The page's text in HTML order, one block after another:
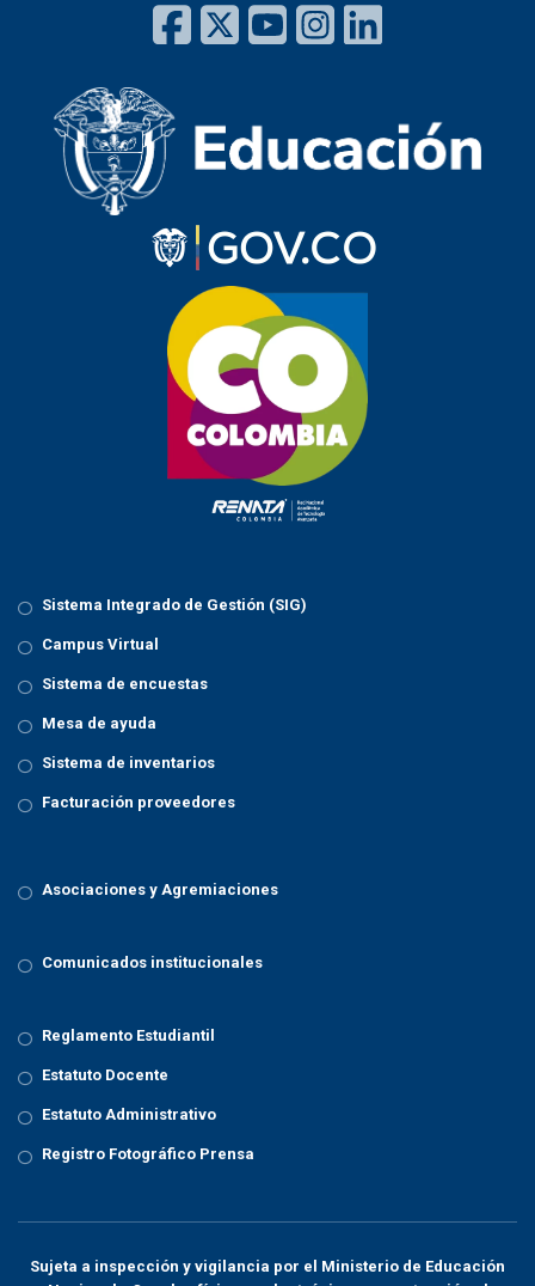
Sistema Integrado de Gestión (SIG)
Campus Virtual
Sistema de encuestas
Mesa de ayuda
Sistema de inventarios
Facturación proveedores
Asociaciones y Agremiaciones
Comunicados institucionales
Reglamento Estudiantil
Estatuto Docente
Estatuto Administrativo
Registro Fotográfico Prensa
Sujeta a inspección y vigilancia por el Ministerio de Educación